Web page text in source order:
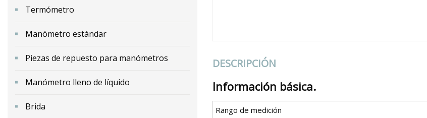
Termómetro
Manómetro estándar
Piezas de repuesto para manómetros
Manómetro lleno de líquido
Brida
DESCRIPCIÓN
Información básica.
Rango de medición